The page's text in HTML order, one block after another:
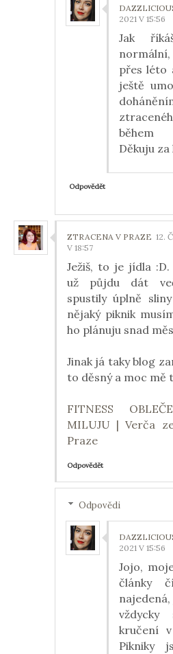
2021 V 15:56
Jak
přes léto
ještě
Děkuju
Odpovědět
ZTRACENA V PRAZE 12.
V 18:57
Ježiš, to je jídla
už půjdu dát
spustily úplně
nějaký piknik
ho plánuju snad
Jinak já taky blog
to děsný a moc mě
FITNESS
MILUJU | Verča
Praze
Odpovědět
Odpovědi
2021 V 15:56
Jojo,
články
vždycky
kručení
Pikniky